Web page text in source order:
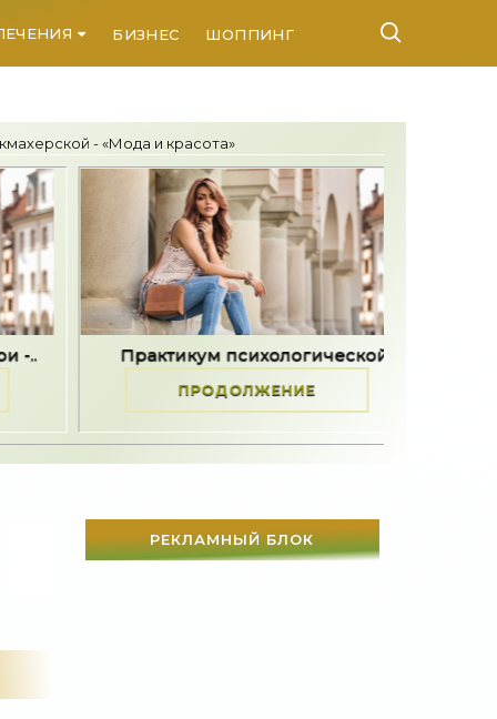
БИЗНЕС ШОППИНГ
- «Мода и красота»
психологической.. Как принять
РЕКЛАМНЫЙ БЛОК